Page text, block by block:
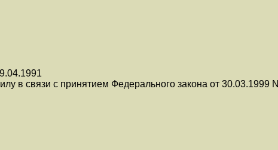
в связи с принятием Федерального закона от 30.03.1999 N